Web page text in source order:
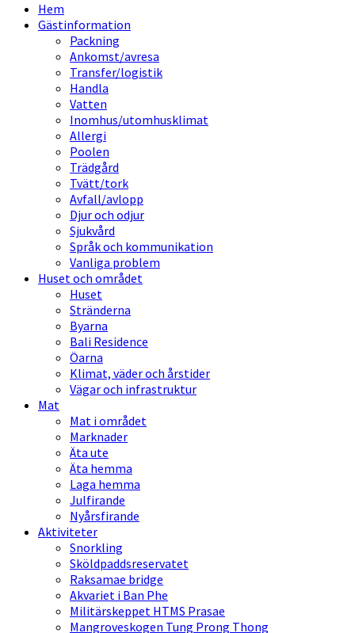
Hem
Gästinformation
Packning
Ankomst/avresa
Transfer/logistik
Handla
Vatten
Inomhus/utomhusklimat
Allergi
Poolen
Trädgård
Tvätt/tork
Avfall/avlopp
Djur och odjur
Sjukvård
Språk och kommunikation
Vanliga problem
Huset och området
Huset
Stränderna
Byarna
Bali Residence
Öarna
Klimat, väder och årstider
Vägar och infrastruktur
Mat
Mat i området
Marknader
Äta ute
Äta hemma
Laga hemma
Julfirande
Nyårsfirande
Aktiviteter
Snorkling
Sköldpaddsreservatet
Raksamae bridge
Akvariet i Ban Phe
Militärskeppet HTMS Prasae
Mangroveskogen Tung Prong Thong